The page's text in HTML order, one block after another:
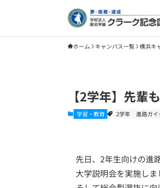
ホーム キャンパス一覧 横浜キ
【2学年】先輩
学習・教育 2学年 進路ガイ
先日、2年生向けの進
大学説明会を実施し